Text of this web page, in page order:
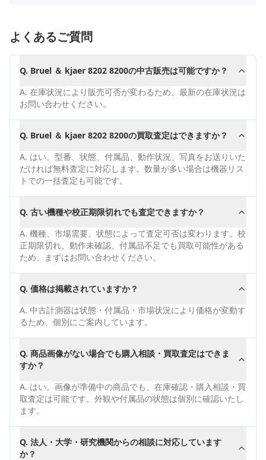
よくあるご質問
Q. Bruel ＆ kjaer 8202 8200の中古販売は可能ですか？
A. 在庫状況により販売可否が変わるため、最新の在庫状況は
お問い合わせください。
Q. Bruel ＆ kjaer 8202 8200の買取査定はできますか？
A. はい。型番、状態、付属品、動作状況、写真をお送りいた
だければ無料査定に対応します。数量が多い場合は機器リス
トでの一括査定も可能です。
Q. 古い機種や校正期限切れでも査定できますか？
A. 機種、市場需要、状態によって査定可否は変わります。校
正期限切れ、動作未確認、付属品不足でも買取可能性がある
ため、まずはお問い合わせください。
Q. 価格は掲載されていますか？
A. 中古計測器は状態・付属品・市場状況により価格が変動す
るため、個別にご案内しています。
Q. 商品画像がない場合でも購入相談・買取査定はできま
すか？
A. はい。画像が準備中の商品でも、在庫確認・購入相談・買
取査定は可能です。外観や付属品の状態は個別に確認いたし
ます。
Q. 法人・大学・研究機関からの相談に対応しています
か？